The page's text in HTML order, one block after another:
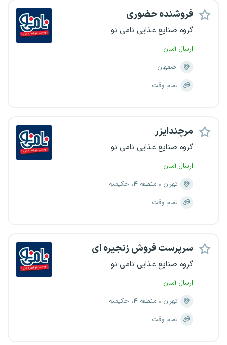
فروشنده حضوری
گروه صنایع غذایی نامی نو
ارسال آسان
اصفهان
تمام وقت
مرچندایزر
گروه صنایع غذایی نامی نو
ارسال آسان
تهران
منطقه ۴، حکیمیه
تمام وقت
سرپرست فروش زنجیره ای
گروه صنایع غذایی نامی نو
ارسال آسان
تهران
منطقه ۴، حکیمیه
تمام وقت